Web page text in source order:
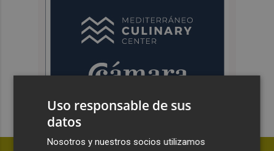
Uso responsable de sus
datos
Nosotros y nuestros socios utilizamos